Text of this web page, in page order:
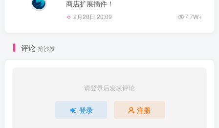
商店扩展插件！
2月20日 20:09 7.7W+
评论 抢沙发
请登录后发表评论
登录 注册